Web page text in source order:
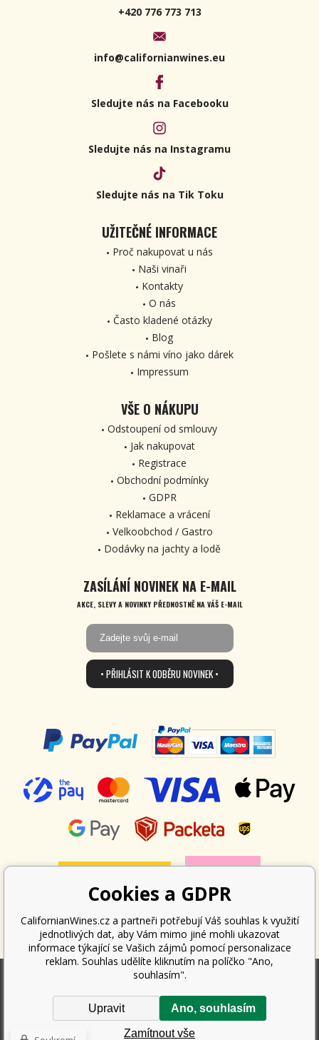
+420 776 773 713
info@californianwines.eu
Sledujte nás na Facebooku
Sledujte nás na Instagramu
Sledujte nás na Tik Toku
UŽITEČNÉ INFORMACE
Proč nakupovat u nás
Naši vinaři
Kontakty
O nás
Často kladené otázky
Blog
Pošlete s námi víno jako dárek
Impressum
VŠE O NÁKUPU
Odstoupení od smlouvy
Jak nakupovat
Registrace
Obchodní podmínky
GDPR
Reklamace a vrácení
Velkoobchod / Gastro
Dodávky na jachty a lodě
ZASÍLÁNÍ NOVINEK NA E-MAIL
AKCE, SLEVY A NOVINKY PŘEDNOSTNĚ NA VÁŠ E-MAIL
• PŘIHLÁSIT K ODBĚRU NOVINEK •
Podle zákona o evidenci tržeb je prodávající povinen vystavit kupujícímu
účtenku. Zároveň je povinen zaevidovat přijatou tržbu u správce daně
online; v případě technického výpadku pak nejpozději do 48 hodin.
Copyright ©
Californian Wines Export s.r.o.
Cookies a GDPR
CalifornianWines.cz a partneři potřebují Váš souhlas k využití
jednotlivých dat, aby Vám mimo jiné mohli ukazovat
informace týkající se Vašich zájmů pomocí personalizace
reklam. Souhlas udělíte kliknutím na políčko "Ano,
souhlasím".
Zamítnout vše
Ano, souhlasím
Upravit